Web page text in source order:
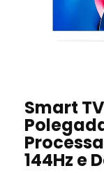
Smart TV
144Hz e